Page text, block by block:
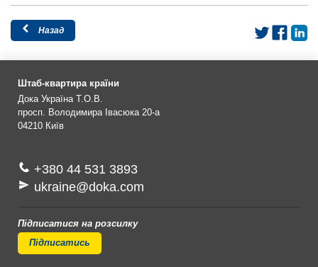
Назад
Штаб-квартира країни
Дока Україна Т.О.В.
просп. Володимира Івасюка 20-а
04210 Київ
+380 44 531 3893
ukraine@doka.com
Підписатися на розсилку
Підписатись